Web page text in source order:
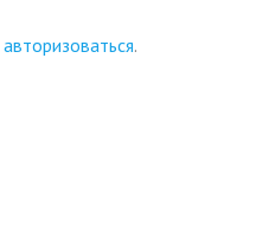
авторизоваться.